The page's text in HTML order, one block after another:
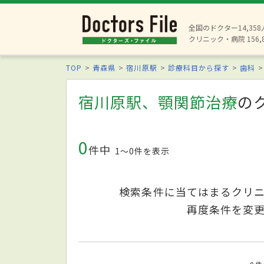
全国のドクター14,358
クリニック・病院
TOP 青森県 宿川原駅 診療科目から探す 歯科
宿川原駅、顎関節治療の
0件中 1〜0件を表示
検索条件に当てはまるクリ
再度条件を変